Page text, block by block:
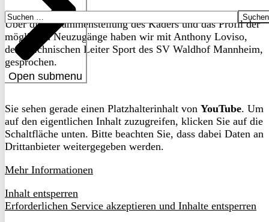
Open submenu
Suchen
nach:
Über die Zusammenstellung des Kaders und das Profil der
möglichen Neuzugänge haben wir mit Anthony Loviso,
dem Technischen Leiter Sport des SV Waldhof Mannheim,
gesprochen.
Sie sehen gerade einen Platzhalterinhalt von YouTube. Um
auf den eigentlichen Inhalt zuzugreifen, klicken Sie auf die
Schaltfläche unten. Bitte beachten Sie, dass dabei Daten an
Drittanbieter weitergegeben werden.
Mehr Informationen
Inhalt entsperren
Erforderlichen Service akzeptieren und Inhalte entsperren